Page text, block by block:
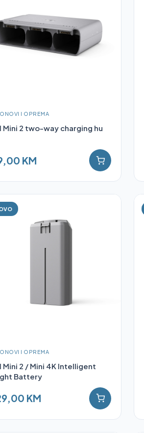
I OPREMA
Mini 2 two-way charging hu
KM
I OPREMA
Mini 2 / Mini 4K Intelligent
Battery
KM